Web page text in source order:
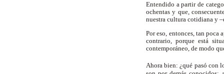
Entendido a partir de
ochentas y que,
nuestra cultura cotidiana y
Por eso, entonces, tan poca
contrario, porque está
contemporáneo, de modo
Ahora bien: ¿qué pasó con